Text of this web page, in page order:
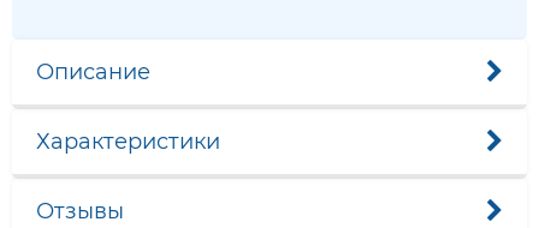
Описание
Характеристики
Отзывы